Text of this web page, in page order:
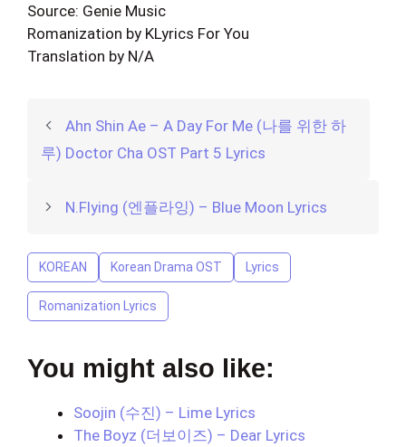
Source: Genie Music
Romanization by KLyrics For You
Translation by N/A
Ahn Shin Ae – A Day For Me (나를 위한 하
루) Doctor Cha OST Part 5 Lyrics
N.Flying (엔플라잉) – Blue Moon Lyrics
KOREAN Korean Drama OST Lyrics
Romanization Lyrics
You might also like:
Soojin (수진) – Lime Lyrics
The Boyz (더보이즈) – Dear Lyrics